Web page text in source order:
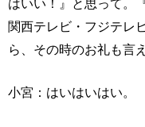
はいい！』と思って。
関西テレビ・フジテレ
ら、その時のお礼も言
小宮：はいはいはい。